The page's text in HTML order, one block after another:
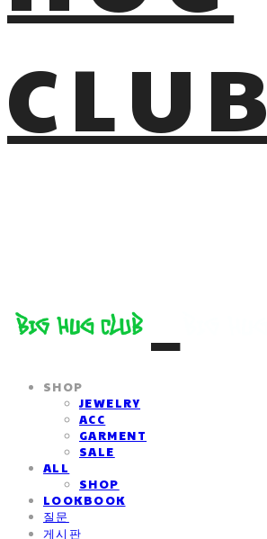
CLUB
SHOP
JEWELRY
ACC
GARMENT
SALE
ALL
SHOP
LOOKBOOK
질문
게시판